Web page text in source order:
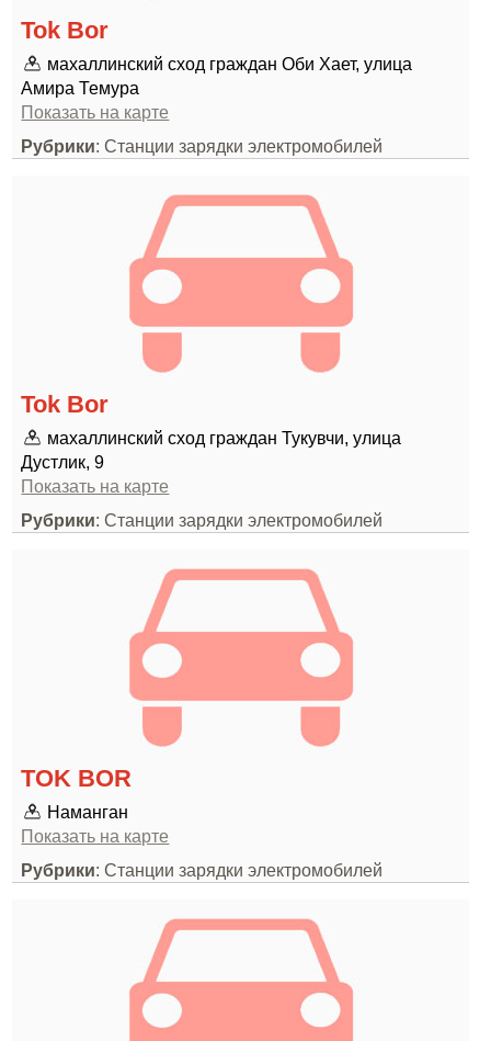
Tok Bor
махаллинский сход граждан Оби Хает, улица
Амира Темура
Показать на карте
Рубрики: Станции зарядки электромобилей
Tok Bor
махаллинский сход граждан Тукувчи, улица
Дустлик, 9
Показать на карте
Рубрики: Станции зарядки электромобилей
TOK BOR
Наманган
Показать на карте
Рубрики: Станции зарядки электромобилей